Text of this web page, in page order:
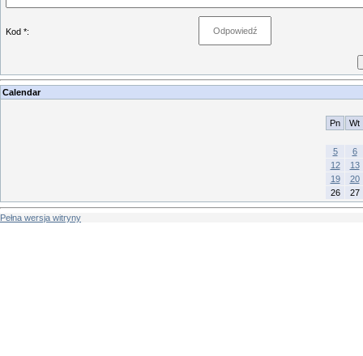
Kod *:
Calendar
Pn Wt
5
6
12
13
19
20
26
27
Pełna wersja witryny